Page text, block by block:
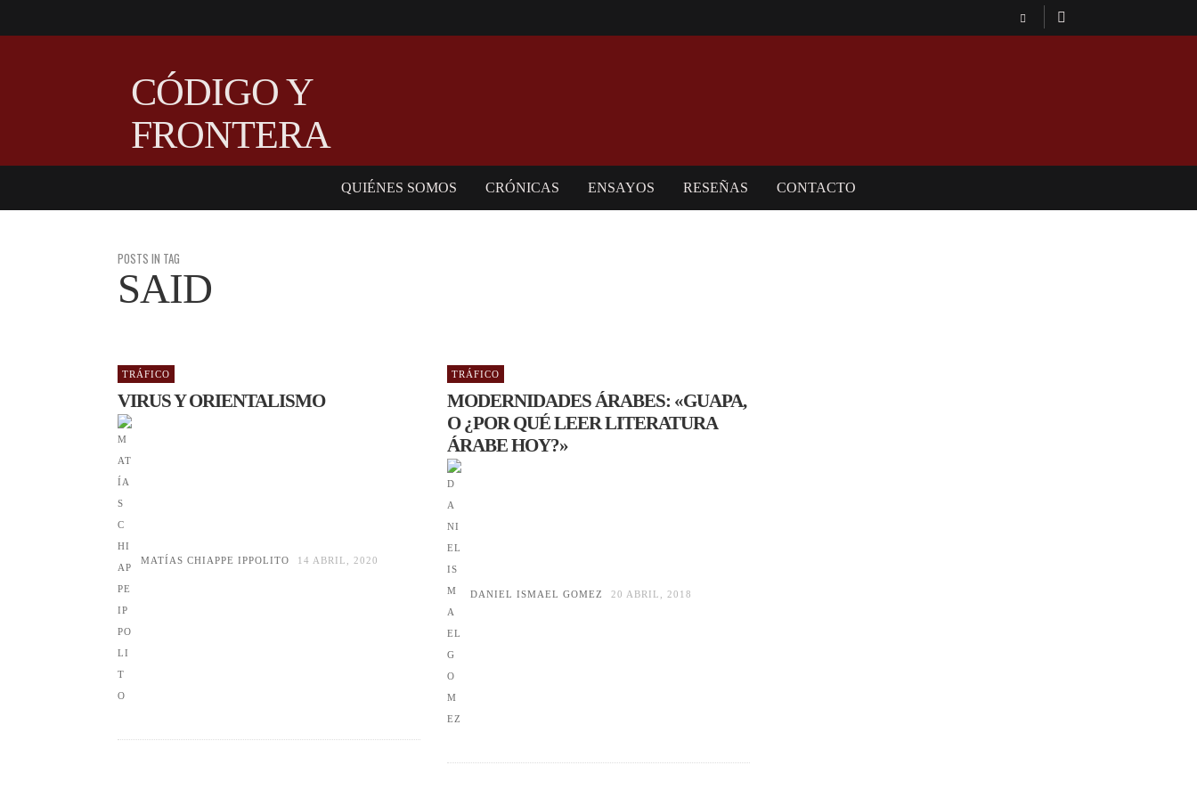
CÓDIGO Y
FRONTERA
QUIÉNES SOMOS CRÓNICAS ENSAYOS RESEÑAS CONTACTO
POSTS IN TAG
SAID
TRÁFICO
VIRUS Y ORIENTALISMO
MATÍAS CHIAPPE IPPOLITO 14 ABRIL, 2020
TRÁFICO
MODERNIDADES ÁRABES: «GUAPA,
O ¿POR QUÉ LEER LITERATURA
ÁRABE HOY?»
DANIEL ISMAEL GOMEZ 20 ABRIL, 2018